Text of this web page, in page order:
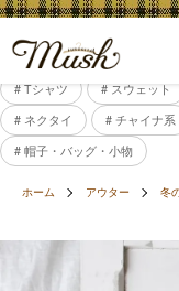
# Tシャツ # スウェット
# ネクタイ
# チャイナ系
# 帽子・バッグ・小物
ホーム アウター 冬